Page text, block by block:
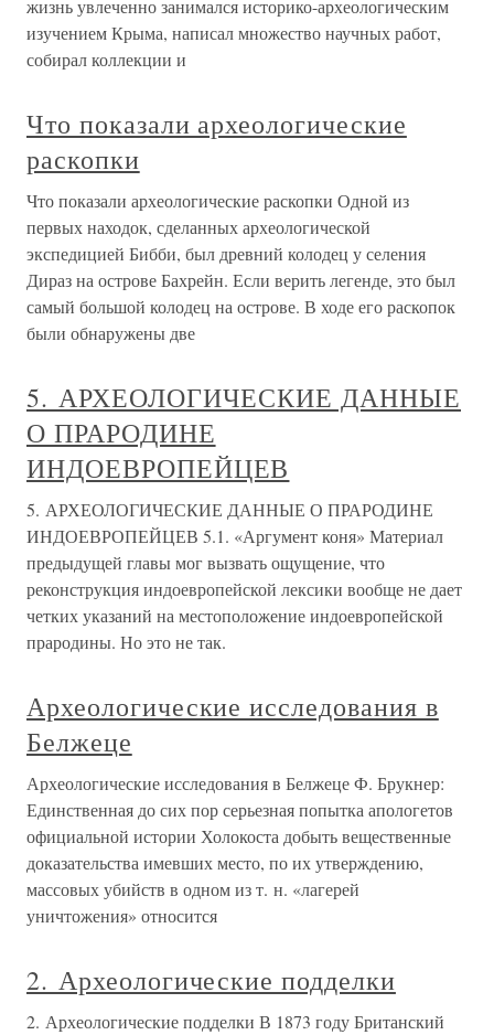
жизнь увлеченно занимался историко-археологическим
изучением Крыма, написал множество научных работ,
собирал коллекции и
Что показали археологические
раскопки
Что показали археологические раскопки Одной из
первых находок, сделанных археологической
экспедицией Бибби, был древний колодец у селения
Дираз на острове Бахрейн. Если верить легенде, это был
самый большой колодец на острове. В ходе его раскопок
были обнаружены две
5. АРХЕОЛОГИЧЕСКИЕ ДАННЫЕ
О ПРАРОДИНЕ
ИНДОЕВРОПЕЙЦЕВ
5. АРХЕОЛОГИЧЕСКИЕ ДАННЫЕ О ПРАРОДИНЕ
ИНДОЕВРОПЕЙЦЕВ 5.1. «Аргумент коня» Материал
предыдущей главы мог вызвать ощущение, что
реконструкция индоевропейской лексики вообще не дает
четких указаний на местоположение индоевропейской
прародины. Но это не так.
Археологические исследования в
Белжеце
Археологические исследования в Белжеце Ф. Брукнер:
Единственная до сих пор серьезная попытка апологетов
официальной истории Холокоста добыть вещественные
доказательства имевших место, по их утверждению,
массовых убийств в одном из т. н. «лагерей
уничтожения» относится
2. Археологические подделки
2. Археологические подделки В 1873 году Британский